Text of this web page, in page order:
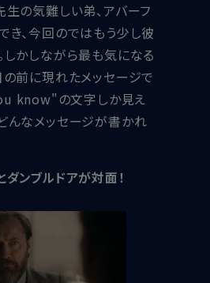
生の気難しい弟、アバーフ
き、今回のではもう少し彼
しかしながら最も気になる
の前に現れたメッセージで
know"の文字しか見え
んなメッセージが書かれ
ンブルドアが対面！